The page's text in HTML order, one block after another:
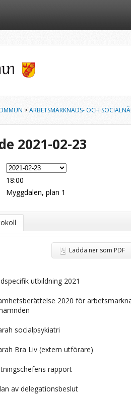
>ARBETSMARKNADS- OCH
2021-02-23
18:00
Myggdalen, plan 1
Ladda ner som PDF
utbildning 2021
2020 för
socialpsykiatri
Bra Liv (extern utförare)
rapport
av delegationsbeslut